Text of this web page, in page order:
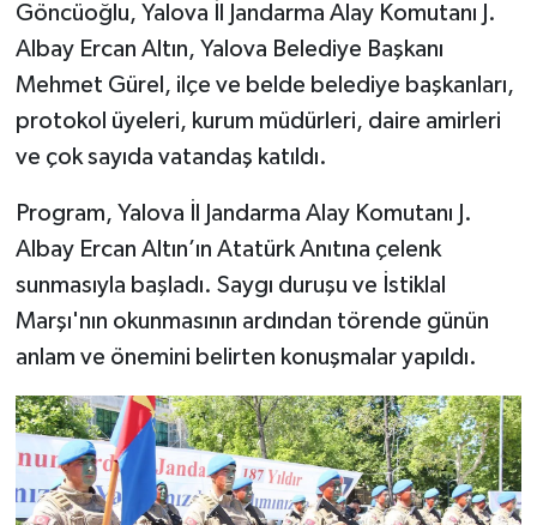
Göncüoğlu, Yalova İl Jandarma Alay Komutanı J.
Albay Ercan Altın, Yalova Belediye Başkanı
Mehmet Gürel, ilçe ve belde belediye başkanları,
protokol üyeleri, kurum müdürleri, daire amirleri
ve çok sayıda vatandaş katıldı.
Program, Yalova İl Jandarma Alay Komutanı J.
Albay Ercan Altın’ın Atatürk Anıtına çelenk
sunmasıyla başladı. Saygı duruşu ve İstiklal
Marşı'nın okunmasının ardından törende günün
anlam ve önemini belirten konuşmalar yapıldı.